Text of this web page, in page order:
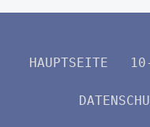
HAUPTSEITE